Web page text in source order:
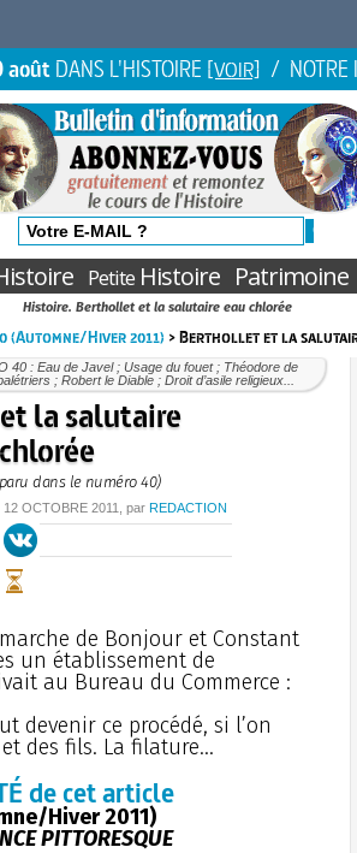
août DANS L'HISTOIRE [VOIR] / NOTRE
PetiteHistoire Patrimoine
Histoire. Berthollet et la salutaire eau chlorée
(Automne/Hiver 2011) > Berthollet et la
40 : Eau de Javel ; Usage du fouet ; Théodore de
; Robert le Diable ; Droit d’asile religieux...
la salutaire
dans le numéro 40)
12 OCTOBRE 2011 , par REDACTION
de Bonjour et Constant
un établissement de
au Bureau du Commerce :
devenir ce procédé, si l’on
des fils. La filature...
de cet article
Hiver 2011)
PITTORESQUE